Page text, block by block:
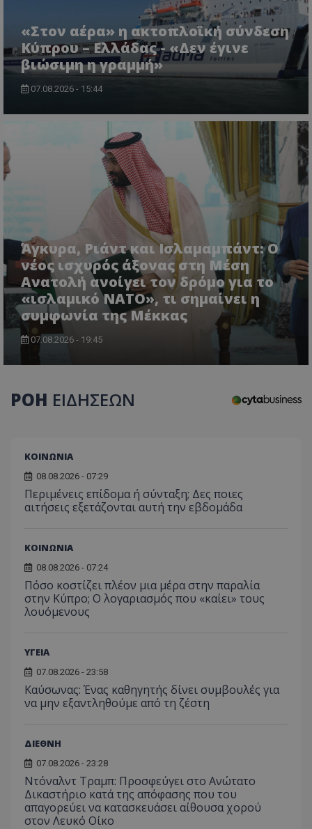
«Στον αέρα» η ακτοπλοϊκή σύνδεση
Κύπρου – Ελλάδας - «Δεν έγινε
βιώσιμη η γραμμή»
07.08.2026 - 15:44
Άγκυρα, Ριάντ και Ισλαμαμπάντ: Ο
νέος ισχυρός άξονας στη Μέση
Ανατολή ανοίγει τον δρόμο για το
«ισλαμικό ΝΑΤΟ», τι σημαίνει η
συμφωνία της Μέκκας
07.08.2026 - 19:45
ΡΟΗ ΕΙΔΗΣΕΩΝ
ΚΟΙΝΩΝΙΑ
08.08.2026 - 07:29
Περιμένεις επίδομα ή σύνταξη; Δες ποιες
αιτήσεις εξετάζονται αυτή την εβδομάδα
ΚΟΙΝΩΝΙΑ
08.08.2026 - 07:24
Πόσο κοστίζει πλέον μια μέρα στην παραλία
στην Κύπρο; Ο λογαριασμός που «καίει» τους
λουόμενους
ΥΓΕΙΑ
07.08.2026 - 23:58
Kαύσωνας: Ένας καθηγητής δίνει συμβουλές για
να μην εξαντληθούμε από τη ζέστη
ΔΙΕΘΝΗ
07.08.2026 - 23:28
Ντόναλντ Τραμπ: Προσφεύγει στο Ανώτατο
Δικαστήριο κατά της απόφασης που του
απαγορεύει να κατασκευάσει αίθουσα χορού
στον Λευκό Οίκο